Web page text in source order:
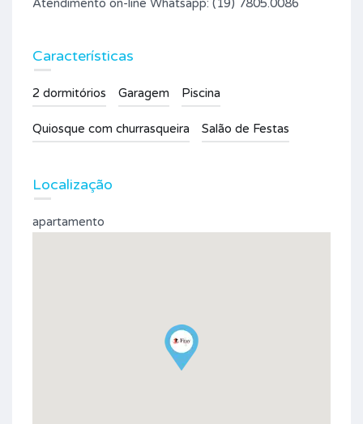
Atendimento on-line Whatsapp: (19) 7805.0086
Características
2 dormitórios Garagem Piscina
Quiosque com churrasqueira Salão de Festas
Localização
apartamento